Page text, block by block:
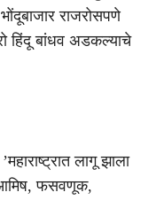
राजरोसपणे
हिंदू बांधव अडकल्याचे
लागू झाला
फसवणूक,